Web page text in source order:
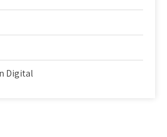
Digital